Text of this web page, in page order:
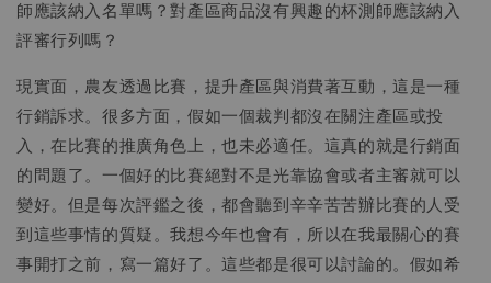
師應該納入名單嗎？對產區商品沒有興趣的杯測師應該納入
評審行列嗎？
現實面，農友透過比賽，提升產區與消費著互動，這是一種
行銷訴求。很多方面，假如一個裁判都沒在關注產區或投
入，在比賽的推廣角色上，也未必適任。這真的就是行銷面
的問題了。一個好的比賽絕對不是光靠協會或者主審就可以
變好。但是每次評鑑之後，都會聽到辛辛苦苦辦比賽的人受
到這些事情的質疑。我想今年也會有，所以在我最關心的賽
事開打之前，寫一篇好了。這些都是很可以討論的。假如希